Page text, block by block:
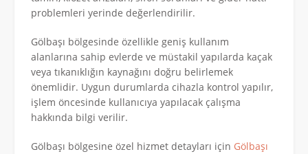
problemleri yerinde değerlendirilir.
Gölbaşı bölgesinde özellikle geniş kullanım
alanlarına sahip evlerde ve müstakil yapılarda kaçak
veya tıkanıklığın kaynağını doğru belirlemek
önemlidir. Uygun durumlarda cihazla kontrol yapılır,
işlem öncesinde kullanıcıya yapılacak çalışma
hakkında bilgi verilir.
Gölbaşı bölgesine özel hizmet detayları için Gölbaşı